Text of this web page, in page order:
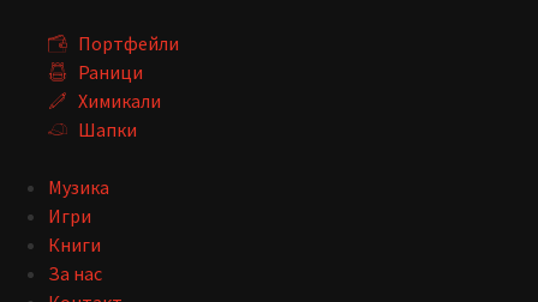
Портфейли
Раници
Химикали
Шапки
Музика
Игри
Книги
За нас